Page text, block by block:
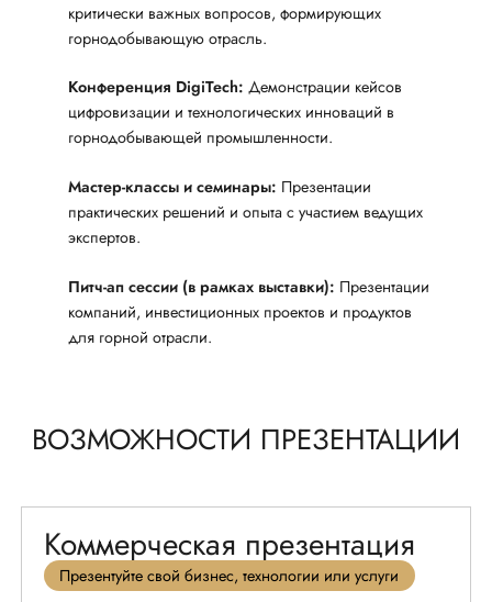
критически важных вопросов, формирующих
горнодобывающую отрасль.
Конференция DigiTech: Демонстрации кейсов
цифровизации и технологических инноваций в
горнодобывающей промышленности.
Мастер-классы и семинары: Презентации
практических решений и опыта с участием ведущих
экспертов.
Питч-ап сессии (в рамках выставки): Презентации
компаний, инвестиционных проектов и продуктов
для горной отрасли.
ВОЗМОЖНОСТИ ПРЕЗЕНТАЦИИ
Коммерческая презентация
Презентуйте свой бизнес, технологии или услуги